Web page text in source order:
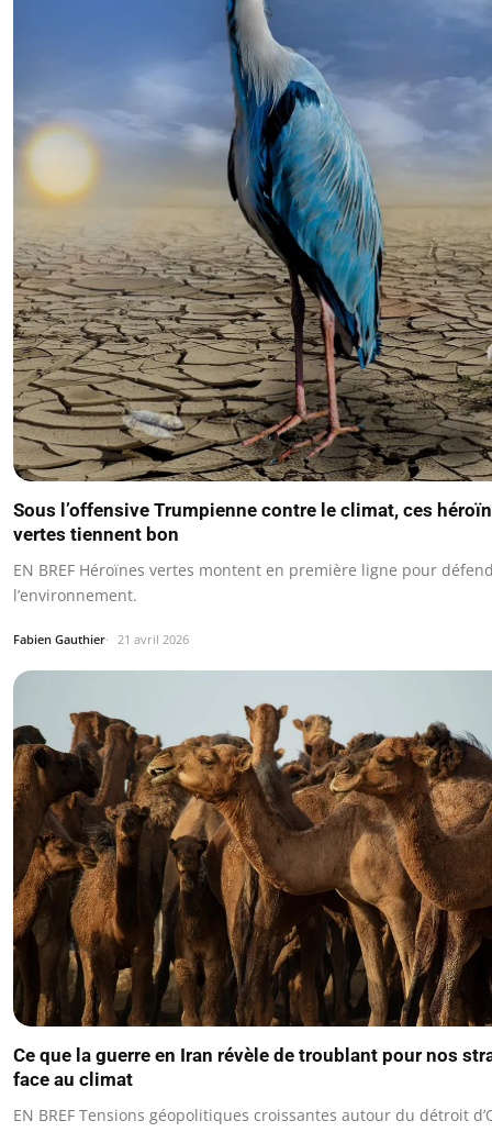
Sous l’offensive Trumpienne contre le climat, ces
vertes tiennent bon
EN BREF Héroïnes vertes montent en première ligne pour
l’environnement.
Fabien Gauthier 21 avril 2026
Ce que la guerre en Iran révèle de troublant pour nos
face au climat
EN BREF Tensions géopolitiques croissantes autour du détroit